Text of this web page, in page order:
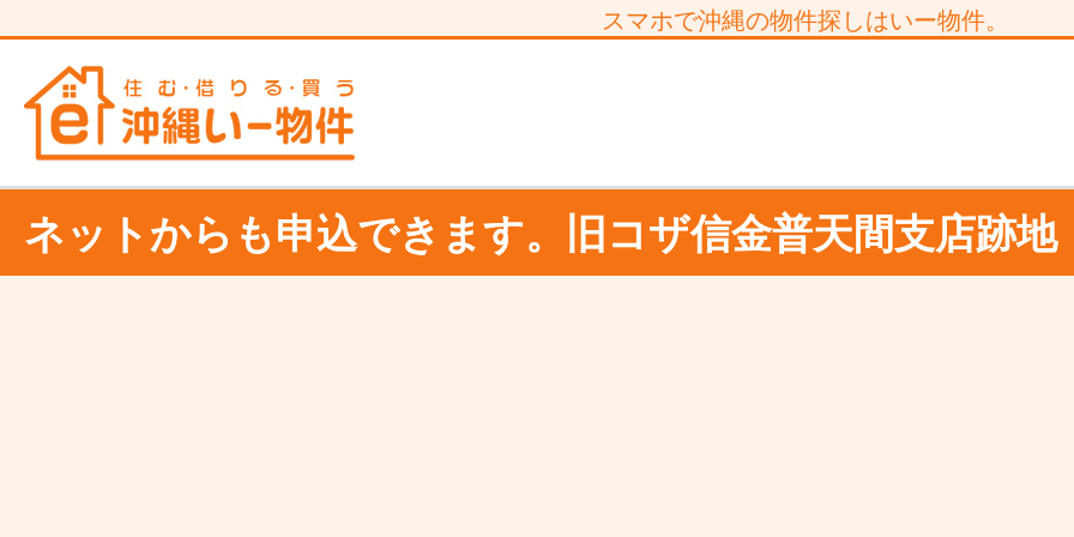
スマホで沖縄の物件探しはいー物件。
ネットからも申込できます。旧コザ信金普天間支店跡地